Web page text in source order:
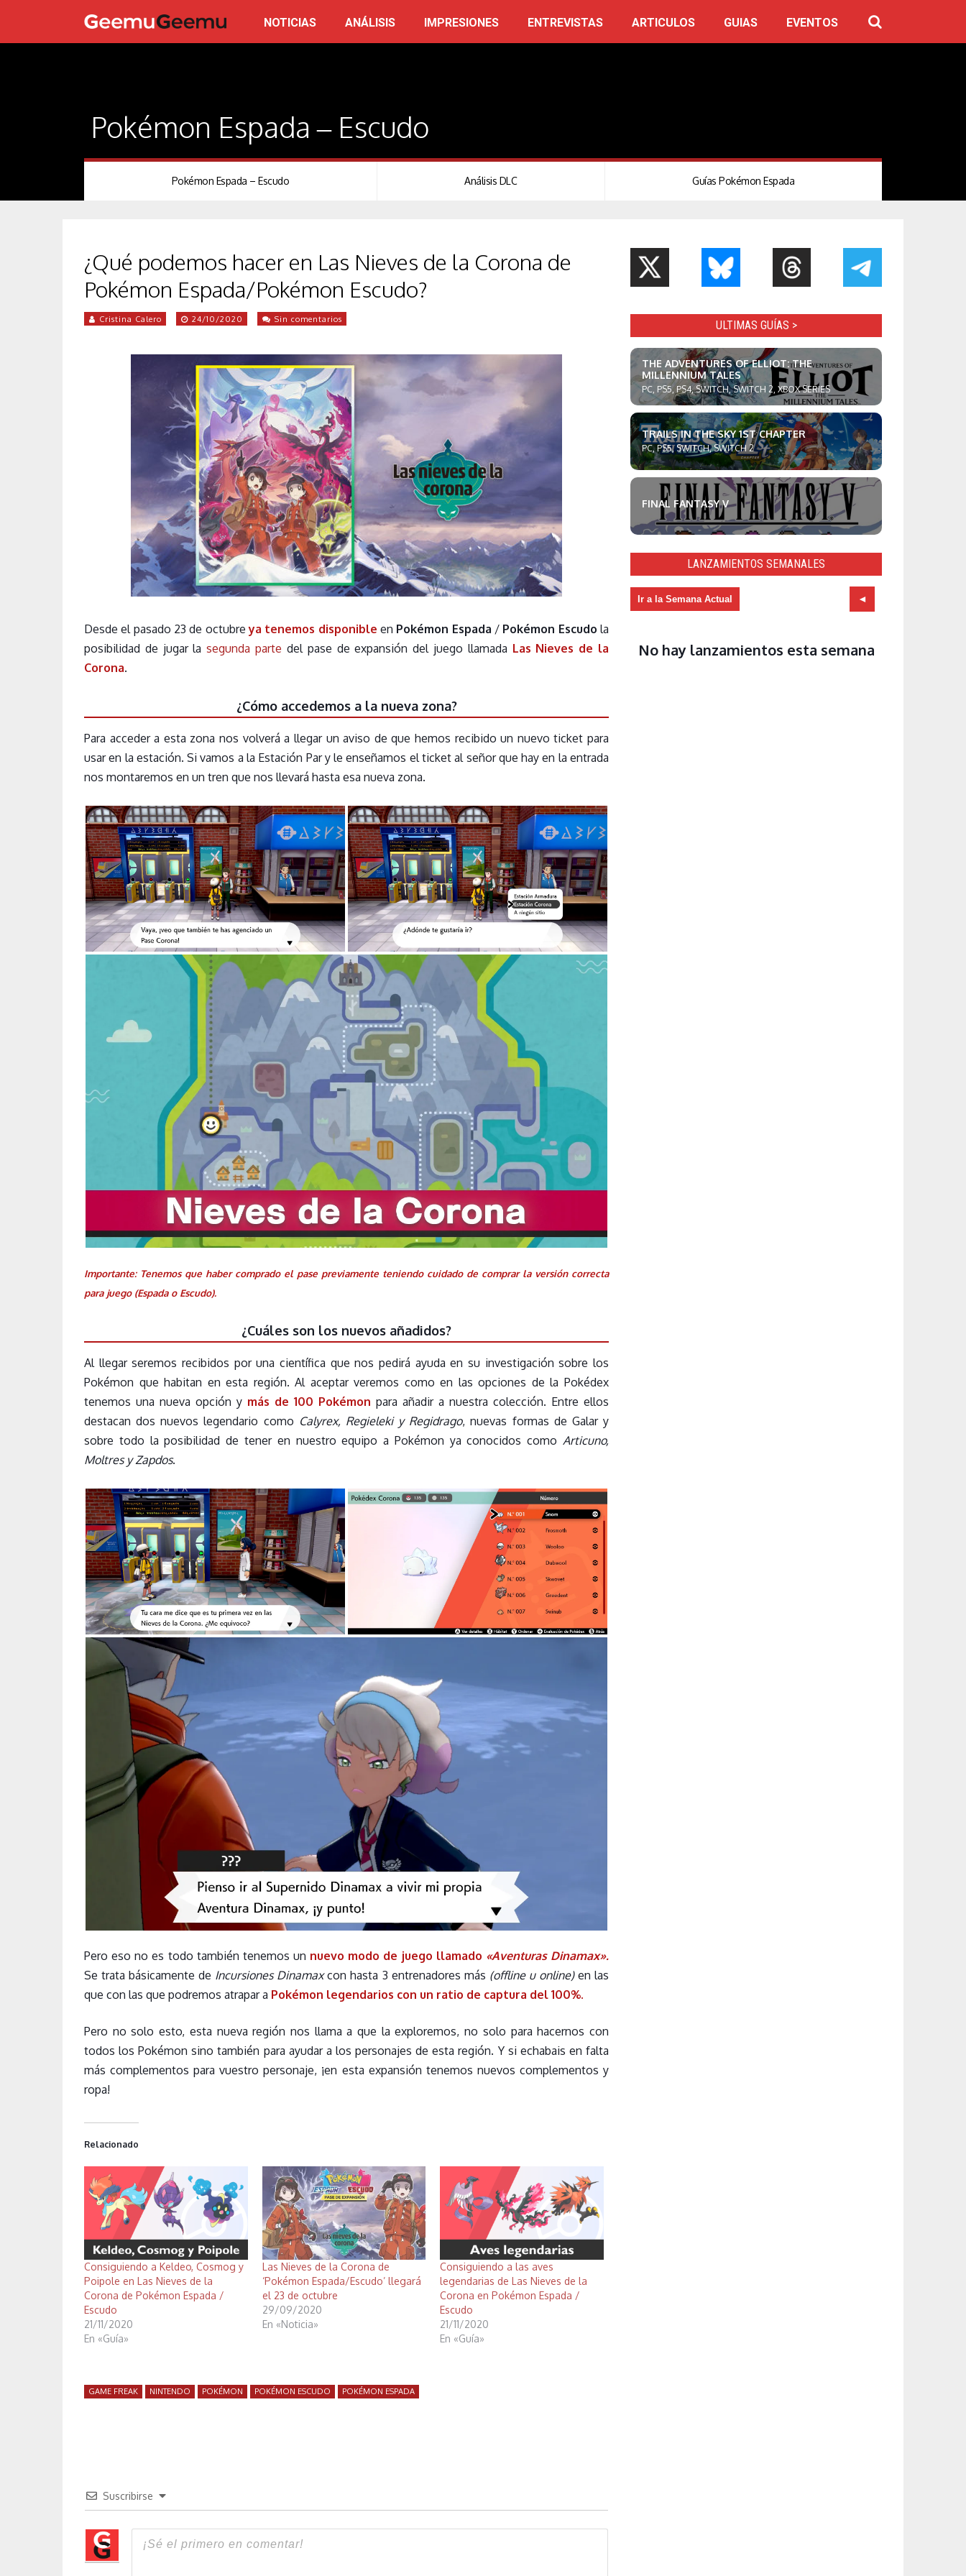
NOTICIAS ANÁLISIS IMPRESIONES ENTREVISTAS ARTICULOS GUIAS EVENTOS
Pokémon Espada – Escudo
Pokémon Espada – Escudo Análisis DLC Guías Pokémon Espada
¿Qué podemos hacer en Las Nieves de la Corona de
Pokémon Espada/Pokémon Escudo?
Cristina Calero 24/10/2020 Sin comentarios
Desde el pasado 23 de octubreya tenemos disponible en Pokémon Espada / Pokémon Escudo la
posibilidad de jugar lasegunda parte del pase de expansión del juego llamada Las Nieves de la
Corona.
¿Cómo accedemos a la nueva zona?
Para acceder a esta zona nos volverá a llegar un aviso de que hemos recibido un nuevo ticket para
usar en la estación. Si vamos a la Estación Par y le enseñamos el ticket al señor que hay en la entrada
nos montaremos en un tren que nos llevará hasta esa nueva zona.
Importante: Tenemos que haber comprado el pase previamente teniendo cuidado de comprar la versión correcta
para juego (Espada o Escudo).
¿Cuáles son los nuevos añadidos?
Al llegar seremos recibidos por una científica que nos pedirá ayuda en su investigación sobre los
Pokémon que habitan en esta región. Al aceptar veremos como en las opciones de la Pokédex
tenemos una nueva opción y más de 100 Pokémon para añadir a nuestra colección. Entre ellos
destacan dos nuevos legendario como Calyrex, Regieleki y Regidrago, nuevas formas de Galar y
sobre todo la posibilidad de tener en nuestro equipo a Pokémon ya conocidos como Articuno,
Moltres y Zapdos.
Pero eso no es todo también tenemos un nuevo modo de juego llamado «Aventuras Dinamax».
Se trata básicamente de Incursiones Dinamaxcon hasta 3 entrenadores más (offline u online) en las
que con las que podremos atrapar a Pokémon legendarios con un ratio de captura del 100%.
Pero no solo esto, esta nueva región nos llama a que la exploremos, no solo para hacernos con
todos los Pokémon sino también para ayudar a los personajes de esta región. Y si echabais en falta
más complementos para vuestro personaje, ¡en esta expansión tenemos nuevos complementos y
ropa!
Relacionado
Consiguiendo a Keldeo, Cosmog y
Poipole en Las Nieves de la
Corona de Pokémon Espada /
Escudo
21/11/2020
En «Guía»
Las Nieves de la Corona de
‘Pokémon Espada/Escudo’ llegará
el 23 de octubre
29/09/2020
En «Noticia»
Consiguiendo a las aves
legendarias de Las Nieves de la
Corona en Pokémon Espada /
Escudo
21/11/2020
En «Guía»
GAME FREAK NINTENDO POKÉMON POKÉMON ESCUDO POKÉMON ESPADA
Suscribirse
ULTIMAS GUÍAS >
THE ADVENTURES OF ELLIOT: THE
MILLENNIUM TALES
PC, PS5, PS4, SWITCH, SWITCH 2, XBOX SERIES
TRAILS IN THE SKY 1ST CHAPTER
PC, PS5, SWITCH, SWITCH 2
FINAL FANTASY V
LANZAMIENTOS SEMANALES
Ir a la Semana Actual
No hay lanzamientos esta semana